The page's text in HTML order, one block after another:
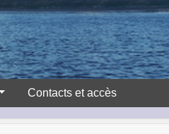
Contacts et accès